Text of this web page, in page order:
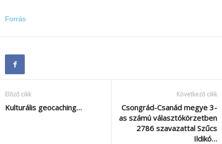
Forrás
Előző cikk
Kulturális geocaching…
Következő cikk
Csongrád-Csanád megye 3-
as számú választókörzetben
2786 szavazattal Szűcs
Ildikó…